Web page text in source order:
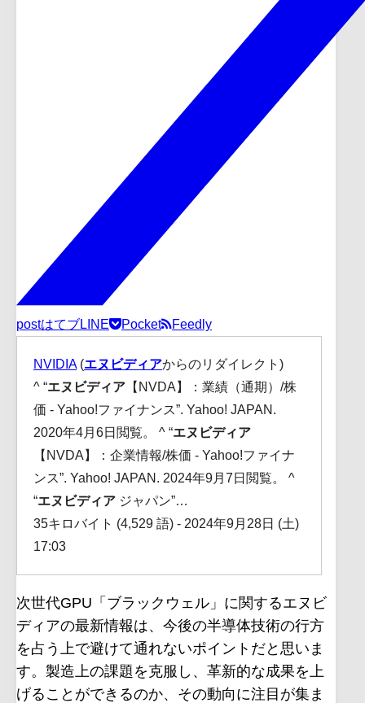
postはてブLINE Pocket Feedly
NVIDIA (エヌビディアからのリダイレクト)
^ “エヌビディア 【NVDA】：業績（通期）/株
価 - Yahoo!ファイナンス”. Yahoo! JAPAN.
2020年4月6日閲覧。 ^ “エヌビディア
【NVDA】：企業情報/株価 - Yahoo!ファイナ
ンス”. Yahoo! JAPAN. 2024年9月7日閲覧。 ^
“エヌビディア ジャパン”…
35キロバイト (4,529 語) - 2024年9月28日 (土)
17:03
次世代GPU「ブラックウェル」に関するエヌビ
ディアの最新情報は、今後の半導体技術の行方
を占う上で避けて通れないポイントだと思いま
す。製造上の課題を克服し、革新的な成果を上
げることができるのか、その動向に注目が集ま